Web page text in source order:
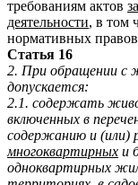
требованиям актов
деятельности, в том
нормативных
Статья 16
2. При обращении с
допускается:
2.1. содержать
включенных в
содержанию и (или)
многоквартирных и
одноквартирных